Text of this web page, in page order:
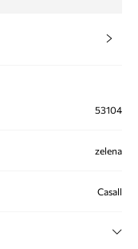
53104
zelena
Casall